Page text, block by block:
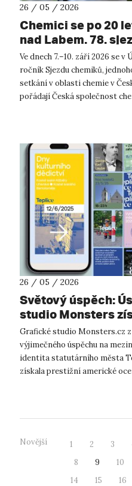
26 / 05 / 2026
Chemici se po 20
nad Labem. 78.
vzdělávání i
Ve dnech 7.–10. září 2026 se
ročník Sjezdu chemiků,
setkání v oblasti chemie v
pořádají Česká společnost
26 / 05 / 2026
Světový úspěch:
studio Monsters
ocenění STA100 v
vizuální identitu
akademici z UJEP
Grafické studio Monsters.cz
výjimečného úspěchu na
identita statutárního města
získala prestižní americké
Novější 1 2 3
8
9 10
14
15 16